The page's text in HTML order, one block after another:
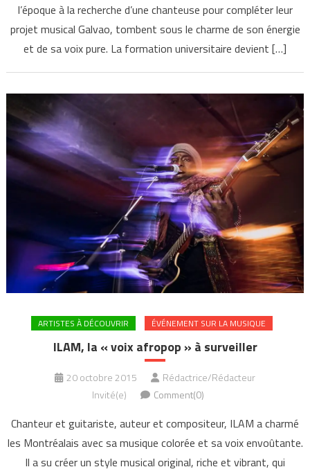
l’époque à la recherche d’une chanteuse pour compléter leur
projet musical Galvao, tombent sous le charme de son énergie
et de sa voix pure. La formation universitaire devient […]
ARTISTES À DÉCOUVRIR ÉVÉNEMENT SUR LA MUSIQUE
ILAM, la « voix afropop » à surveiller
20 octobre 2015
Rédactrice/Rédacteur
Invité(e)
Comment(0)
Chanteur et guitariste, auteur et compositeur, ILAM a charmé
les Montréalais avec sa musique colorée et sa voix envoûtante.
Il a su créer un style musical original, riche et vibrant, qui